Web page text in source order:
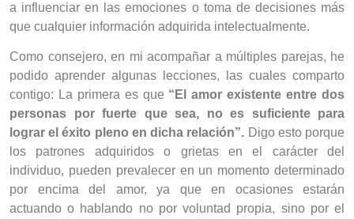
a influenciar en las emociones o toma de decisiones más
que cualquier información adquirida intelectualmente.
Como consejero, en mi acompañar a múltiples parejas, he
podido aprender algunas lecciones, las cuales comparto
contigo: La primera es que “El amor existente entre dos
personas por fuerte que sea, no es suficiente para
lograr el éxito pleno en dicha relación”. Digo esto porque
los patrones adquiridos o grietas en el carácter del
individuo, pueden prevalecer en un momento determinado
por encima del amor, ya que en ocasiones estarán
actuando o hablando no por voluntad propia, sino por el